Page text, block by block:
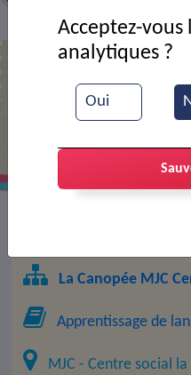
> Contact >
La Canopée MJC
Apprentissage de
MJC - Centre social
Oui
Acceptez-vous
analytiques ?